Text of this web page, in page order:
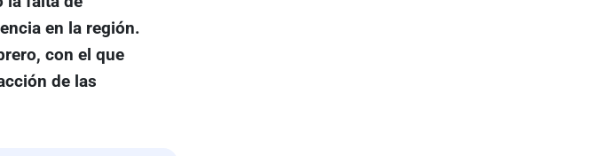
en la región.
con el que
de las